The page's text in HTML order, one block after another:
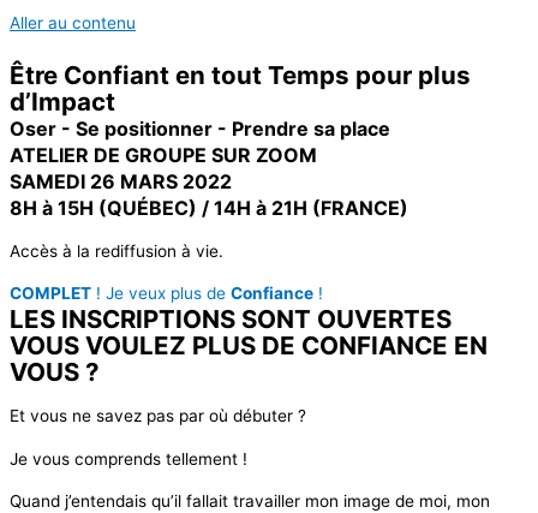
Aller au contenu
Être Confiant en tout Temps pour plus
d’Impact
Oser - Se positionner - Prendre sa place
ATELIER DE GROUPE SUR ZOOM
SAMEDI 26 MARS 2022
8H à 15H (QUÉBEC) / 14H à 21H (FRANCE)
Accès à la rediffusion à vie.
COMPLET ! Je veux plus de Confiance !
LES INSCRIPTIONS SONT OUVERTES
VOUS VOULEZ PLUS DE CONFIANCE EN
VOUS ?
Et vous ne savez pas par où débuter ?
Je vous comprends tellement !
Quand j’entendais qu’il fallait travailler mon image de moi, mon